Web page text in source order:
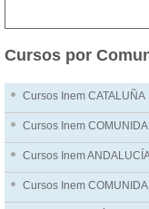
Cursos por
Cursos Inem CATALUÑA
Cursos Inem
Cursos Inem
Cursos Inem